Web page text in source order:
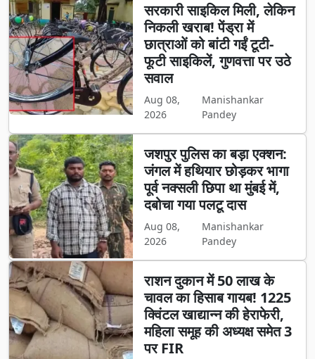
सरकारी साइकिल मिली, लेकिन
निकली खराब! पेंड्रा में
छात्राओं को बांटी गईं टूटी-
फूटी साइकिलें, गुणवत्ता पर उठे
सवाल
Aug 08,
2026
Manishankar
Pandey
जशपुर पुलिस का बड़ा एक्शन:
जंगल में हथियार छोड़कर भागा
पूर्व नक्सली छिपा था मुंबई में,
दबोचा गया पलटू दास
Aug 08,
2026
Manishankar
Pandey
राशन दुकान में 50 लाख के
चावल का हिसाब गायब! 1225
क्विंटल खाद्यान्न की हेराफेरी,
महिला समूह की अध्यक्ष समेत 3
पर FIR